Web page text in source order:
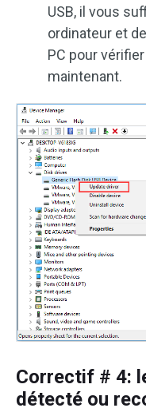
USB, il vous
ordinateur et
PC pour
maintenant.
Correctif # 4:
détecté ou